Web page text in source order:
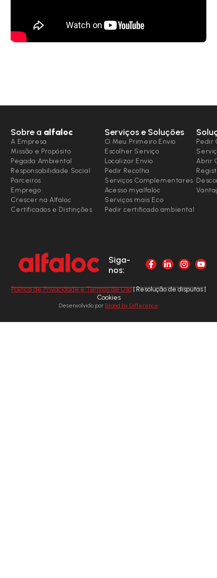
Sobre a alfaloc
A Empresa
Missão e Propósito
Pegada Ambiental
Responsabilidade Social
Parceiros
Emprego
Crescer na Alfaloc
Certificados e Distinções
Serviços e Soluções
O Meu Primeiro Envio
Escolher Serviço
Localizar Envio
Pedir Recolha
Serviços Complementares
Acesso myalfaloc
Serviços mais Eco
Pedir certificado ambiental
Pedir
Abrir
Siga-
nos:
Política de Privacidade e Termos de Uso| Resolução de disputas |
Cookies
Desenvolvido por Brand by Difference